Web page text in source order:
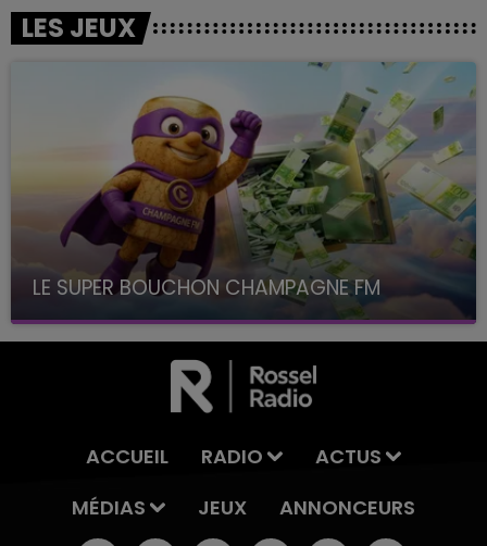
LES JEUX
LE SUPER BOUCHON CHAMPAGNE FM
avec La Famille Champagne FM, à 8H10
ACCUEIL RADIO
ACTUS
MÉDIAS
JEUX ANNONCEURS